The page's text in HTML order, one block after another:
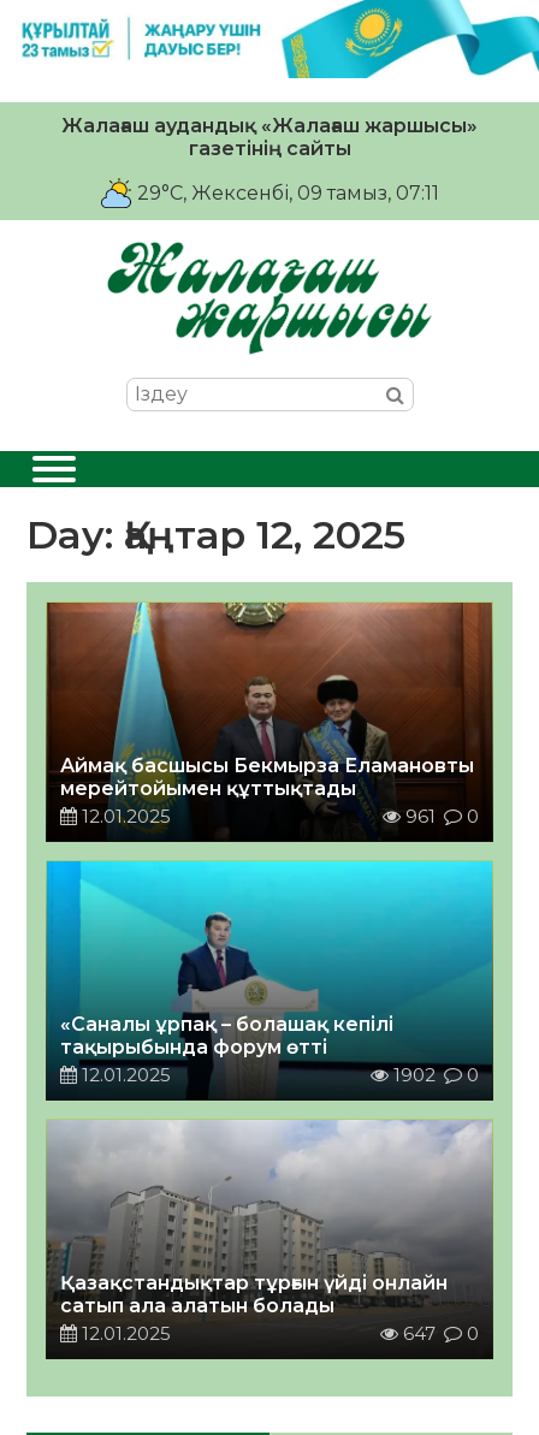
Жалағаш аудандық «Жалағаш жаршысы»
газетінің сайты
29°C, Жексенбі, 09 тамыз, 07:11
Day: Қаңтар 12, 2025
Аймақ басшысы Бекмырза Еламановты
мерейтойымен құттықтады
12.01.2025
961 0
«Саналы ұрпақ – болашақ кепілі
тақырыбында форум өтті
12.01.2025
1902 0
Қазақстандықтар тұрғын үйді онлайн
сатып ала алатын болады
12.01.2025
647 0